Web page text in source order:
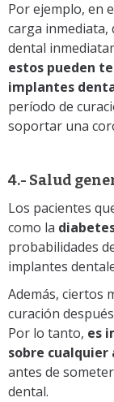
Por ejemplo, en
carga inmediata,
dental
estos pueden
implantes
período de
soportar una
4.- Salud
Los pacientes
como la
probabilidades
implantes
Además, ciertos
curación
Por lo tanto, es
sobre
antes de
dental.